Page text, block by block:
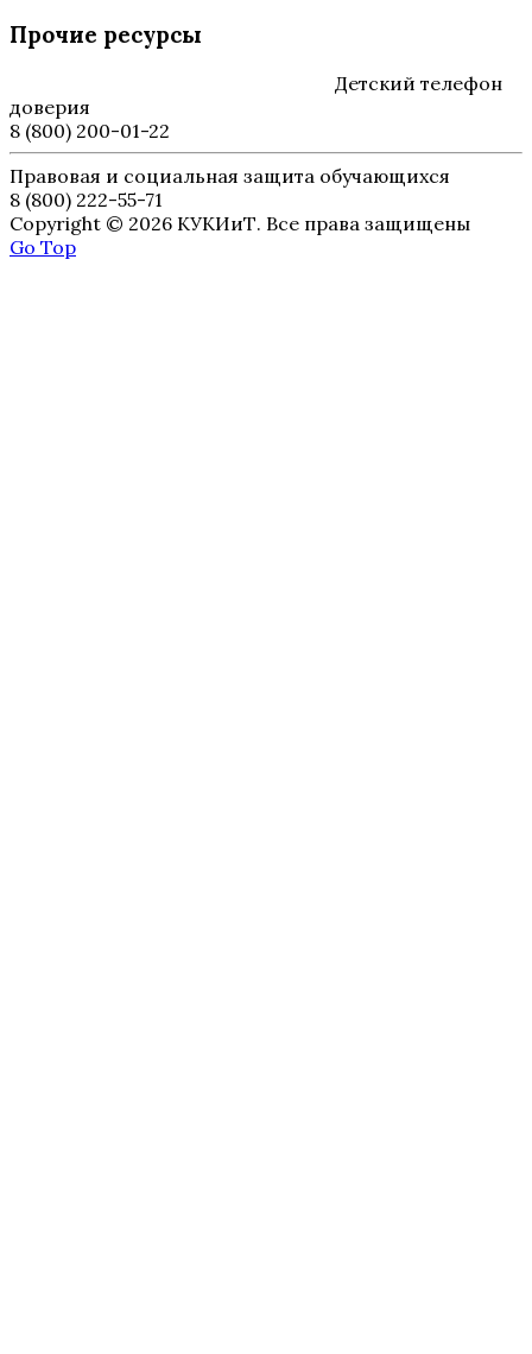
Прочие ресурсы
Детский телефон
доверия
8 (800) 200-01-22
Правовая и социальная защита обучающихся
8 (800) 222-55-71
Copyright © 2026 КУКИиТ. Все права защищены
Go Top